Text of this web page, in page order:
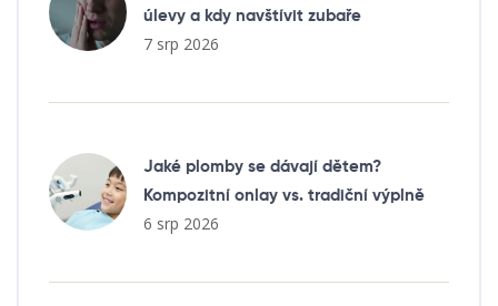
úlevy a kdy navštívit zubaře
7 srp 2026
Jaké plomby se dávají dětem?
Kompozitní onlay vs. tradiční výplně
6 srp 2026